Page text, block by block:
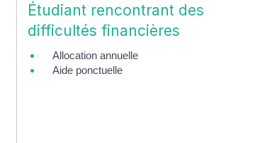
Étudiant rencontrant des
difficultés financières
Allocation annuelle
Aide ponctuelle